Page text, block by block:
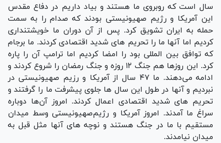
سال است که روبروی ما هستند و بیاد داریم در دفاع مقدس
این آمریکا و رژیم صهیونیستی بودند که صدام را به سمت
حمله به ایران تشویق کرد. پس از آن دوران ما خویشتنداری
کردیم اما آنها ما را تحریم‌ های شدید اقتصادی کردند. ما برجام
که توافق بین المللی بود را امضا کردیم اما ترامپ آن را پاره
کرد. این روزها هم جنگ ۱۲ روزه و جنگ رمضان را شروع کردند و
ادامه می‌دهند. ما ۴۷ سال از آمریکا و رزیم صهیونیستی در
نبردیم و آنها در طول این سال ها جلوی پیشرفت ما را گرفتند و
تحریم های شدید اقتصادی اعمال کردند. امروز آن‌ها دوباره
سراغ ما آمدند. امروز آمریکا و رژیم‌صهیونیستی وسط میدان
مستقیم با ما در جنگ هستند و نوچه های آنها مثل قبل به
میدان نیامدند.